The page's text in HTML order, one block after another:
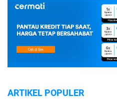
ARTIKEL POPULER